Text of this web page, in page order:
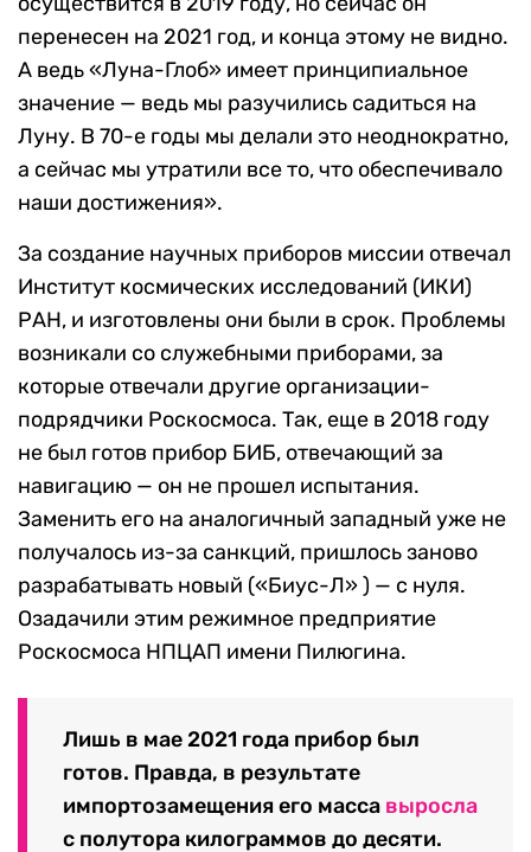
перенесен на 2021 год, и конца этому не видно.
А ведь «Луна-Глоб» имеет принципиальное
значение — ведь мы разучились садиться на
Луну. В 70-е годы мы делали это неоднократно,
а сейчас мы утратили все то, что обеспечивало
наши достижения».
За создание научных приборов миссии отвечал
Институт космических исследований (ИКИ)
РАН, и изготовлены они были в срок. Проблемы
возникали со служебными приборами, за
которые отвечали другие организации-
подрядчики Роскосмоса. Так, еще в 2018 году
не был готов прибор БИБ, отвечающий за
навигацию — он не прошел испытания.
Заменить его на аналогичный западный уже не
получалось из-за санкций, пришлось заново
разрабатывать новый («Биус-Л» ) — с нуля.
Озадачили этим режимное предприятие
Роскосмоса НПЦАП имени Пилюгина.
Лишь в мае 2021 года прибор был
готов. Правда, в результате
импортозамещения его масса выросла
с полутора килограммов до десяти.